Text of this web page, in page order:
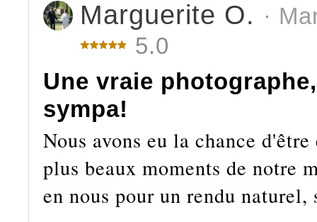
Marguerite O. ·
5.0
Une vraie
sympa!
Nous avons eu la chance
plus beaux moments de notre
en nous pour un rendu naturel,